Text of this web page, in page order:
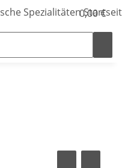
0,00 €